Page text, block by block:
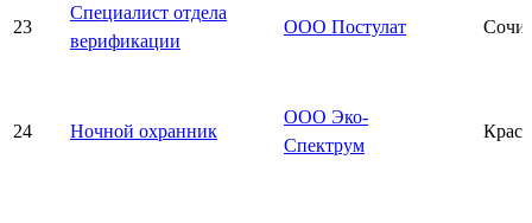
23
Специалист отдела
верификации
ООО Постулат Сочи
24 Ночной охранник
ООО Эко-
Спектрум